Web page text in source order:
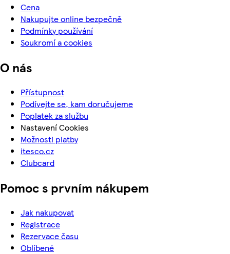
Cena
Nakupujte online bezpečně
Podmínky používání
Soukromí a cookies
O nás
Přístupnost
Podívejte se, kam doručujeme
Poplatek za službu
Nastavení Cookies
Možnosti platby
itesco.cz
Clubcard
Pomoc s prvním nákupem
Jak nakupovat
Registrace
Rezervace času
Oblíbené